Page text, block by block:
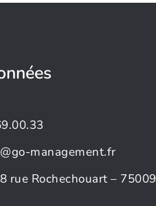
management.fr
rue Rochechouart – 75009